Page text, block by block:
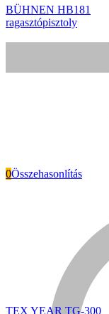
0Összehasonlítás
BÜHNEN HB181
ragasztópisztoly
TEX YEAR TG-300